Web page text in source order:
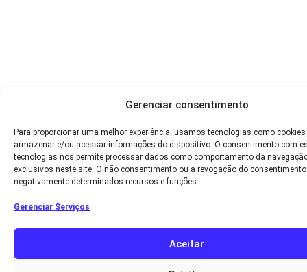
Gerenciar consentimento
Para proporcionar uma melhor experiência, usamos tecnologias como cookies
armazenar e/ou acessar informações do dispositivo. O consentimento com
tecnologias nos permite processar dados como comportamento da
exclusivos neste site. O não consentimento ou a revogação do
negativamente determinados recursos e funções.
Gerenciar Serviços
Aceitar